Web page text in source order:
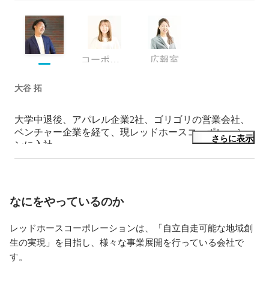
コーポレート・スタッフ 広報室
大谷 拓
大学中退後、アパレル企業2社、ゴリゴリの営業会社、
ベンチャー企業を経て、現レッドホースコーポレーショ
ンに入社。
前職において、Webとはなんぞや…を0から学び、新規
業の子会社化を経験。
・グロースさせること
・改善
・マネジメント
さらに表示
なにをやっているのか
レッドホースコーポレーションは、「自立自走可能な地域創
生の実現」を目指し、様々な事業展開を行っている会社で
す。